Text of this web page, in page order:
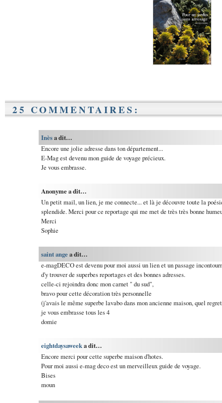
25 COMMENTAIRES:
Inèsa dit…
Encore une jolie adresse dans ton département...
E-Mag est devenu mon guide de voyage précieux.
Je vous embrasse.
Anonyme a dit…
Un petit mail, un lien, je me connecte... et là je découvre toute la
splendide. Merci pour ce reportage qui me met de très très bonne
Merci
Sophie
saint angea dit…
e-magDECO est devenu pour moi aussi un lien et un passage
d'y trouver de superbes reportages et des bonnes adresses.
celle-ci rejoindra donc mon carnet " du sud",
bravo pour cette décoration très personnelle
(j'avais le même superbe lavabo dans mon ancienne maison, quel
je vous embrasse tous les 4
domie
eightdaysaweeka dit…
Encore merci pour cette superbe maison d'hotes.
Pour moi aussi e-mag deco est un merveilleux guide de voyage.
Bises
moun